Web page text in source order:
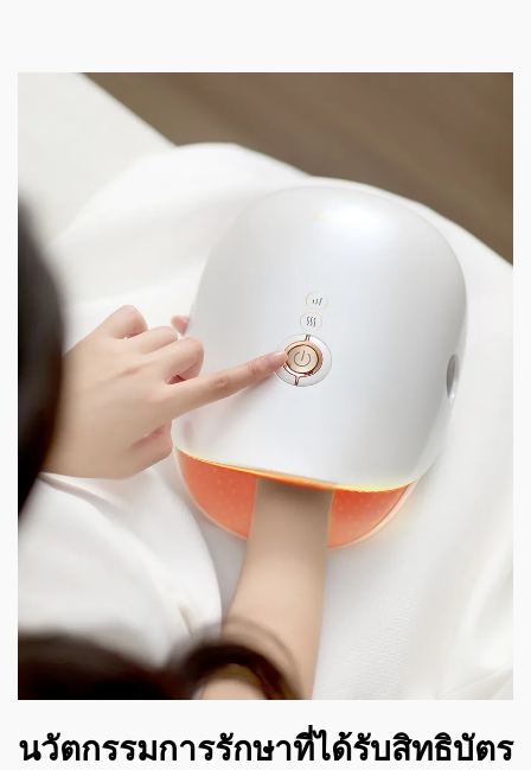
นวัตกรรมการรักษาที่ได้รับสิทธิบัตร